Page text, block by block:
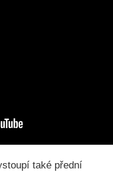
také přední